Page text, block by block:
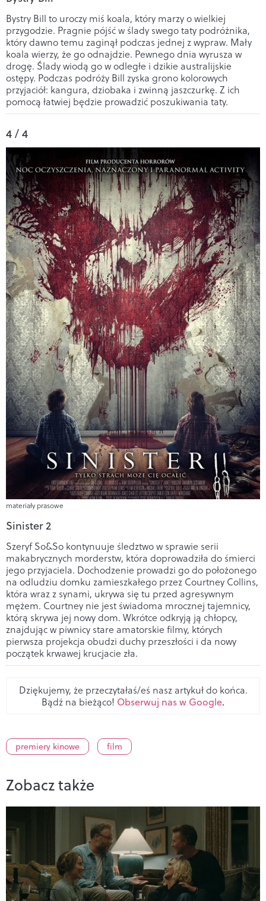
Bystry Bill to uroczy miś koala, który marzy o wielkiej
przygodzie. Pragnie pójść w ślady swego taty podróżnika,
który dawno temu zaginął podczas jednej z wypraw. Mały
koala wierzy, że go odnajdzie. Pewnego dnia wyrusza w
drogę. Ślady wiodą go w odległe i dzikie australijskie
ostępy. Podczas podróży Bill zyska grono kolorowych
przyjaciół: kangura, dziobaka i zwinną jaszczurkę. Z ich
pomocą łatwiej będzie prowadzić poszukiwania taty.
4 / 4
materiały prasowe
Sinister 2
Szeryf So&So kontynuuje śledztwo w sprawie serii
makabrycznych morderstw, która doprowadziła do śmierci
jego przyjaciela. Dochodzenie prowadzi go do położonego
na odludziu domku zamieszkałego przez Courtney Collins,
która wraz z synami, ukrywa się tu przed agresywnym
mężem. Courtney nie jest świadoma mrocznej tajemnicy,
którą skrywa jej nowy dom. Wkrótce odkryją ją chłopcy,
znajdując w piwnicy stare amatorskie filmy, których
pierwsza projekcja obudzi duchy przeszłości i da nowy
początek krwawej krucjacie zła.
Dziękujemy, że przeczytałaś/eś nasz artykuł do końca.
Bądź na bieżąco! Obserwuj nas w Google.
premiery kinowe film
Zobacz także